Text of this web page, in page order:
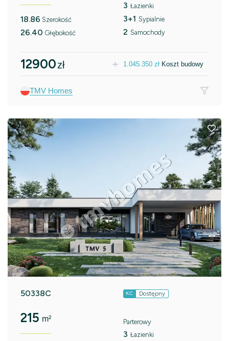
18.86 Szerokość
26.40 Głębokość
3 Łazienki
3+1 Sypialnie
2 Samochody
12900zł 1.045.350 zł Koszt budowy
TMV Homes
50338C KC Dostępny
215 m² Parterowy
3 Łazienki